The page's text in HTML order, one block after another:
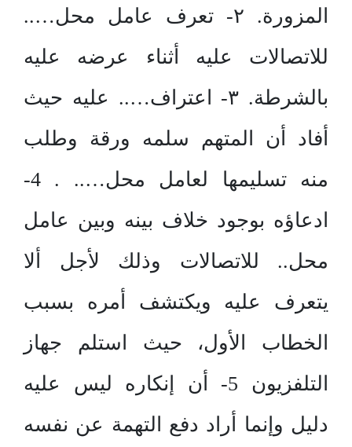
المزورة. ۲- تعرف عامل محل…..
للاتصالات عليه أثناء عرضه عليه
بالشرطة. ۳- اعتراف….. عليه حيث
أفاد أن المتهم سلمه ورقة وطلب
منه تسليمها لعامل محل….. . 4-
ادعاؤه بوجود خلاف بينه وبين عامل
محل.. للاتصالات وذلك لأجل ألا
يتعرف عليه ويكتشف أمره بسبب
الخطاب الأول، حيث استلم جهاز
التلفزيون 5- أن إنكاره ليس عليه
دليل وإنما أراد دفع التهمة عن نفسه